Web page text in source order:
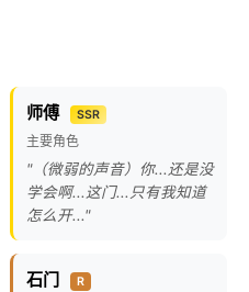
师傅 SSR
主要角色
"（微弱的声音）你...还是没
学会啊...这门...只有我知道
怎么开..."
石门 R